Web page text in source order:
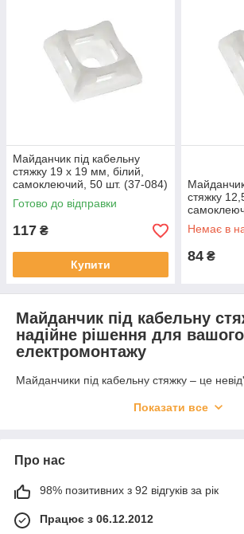
Майданчик під кабельну
стяжку 19 х 19 мм, білий,
самоклеючий, 50 шт. (37-084)
Готово до відправки
117 ₴
Купити
стяжку
Немає в
84 ₴
Майданчик під кабельну
надійне рішення для
електромонтажу
Майданчики під кабельну стяжку – це
забезпечують зручність прокладання
відповідають всім сучасним стандартам
Вибір правильного майданчика під
від специфіки вашого проєкту, будь то
об'єкт або невеликий ремонт.
Купити майданчик під
Показати все
Про нас
98% позитивних з 92 відгуків за рік
Працює з 06.12.2012